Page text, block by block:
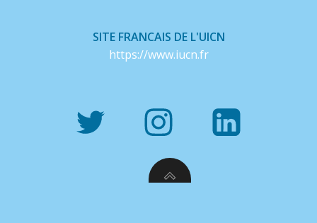
SITE FRANCAIS DE L'UICN
https://www.iucn.fr